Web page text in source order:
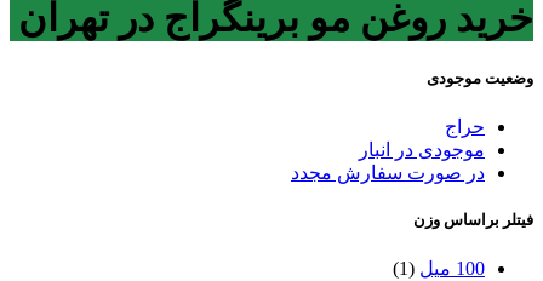
خرید روغن مو برینگراج در تهران
وضعیت موجودی
حراج
موجودی در انبار
در صورت سفارش مجدد
فیتلر براساس وزن
100 میل (1)